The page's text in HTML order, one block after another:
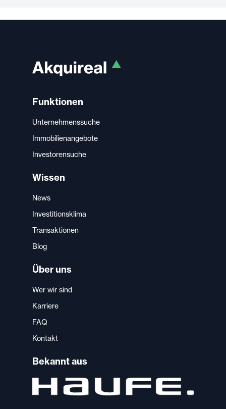
Funktionen
Unternehmenssuche
Immobilienangebote
Investorensuche
Wissen
News
Investitionsklima
Transaktionen
Blog
Über uns
Wer wir sind
Karriere
FAQ
Kontakt
Bekannt aus